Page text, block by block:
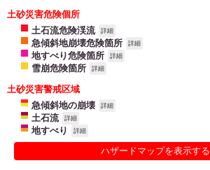
土砂災害危険個所
土石流危険渓流
詳細
急傾斜地崩壊危険箇所 詳細
地すべり危険箇所 詳細
雪崩危険箇所 詳細
土砂災害警戒区域
急傾斜地の崩壊
詳細
土石流 詳細
地すべり 詳細
ハザードマップを表示する